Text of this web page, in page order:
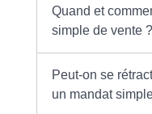
Quand et
simple de vente ?
Peut-on se
un mandat